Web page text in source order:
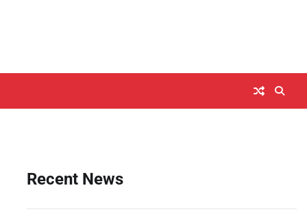
Recent News